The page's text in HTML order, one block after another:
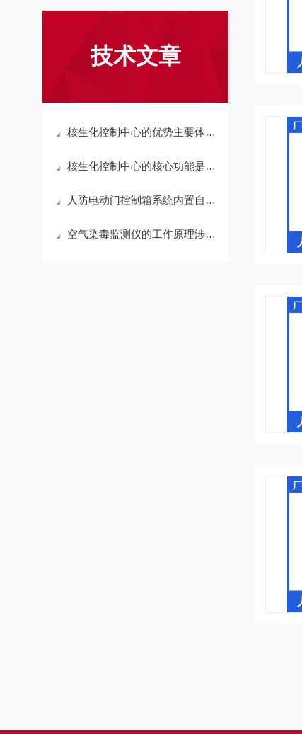
技术文章
核生化控制中心的优势主要体现在三个方面
核生化控制中心的核心功能是信息汇聚
人防电动门控制箱系统内置自检与故障诊断功能
空气染毒监测仪的工作原理涉及了多个方面